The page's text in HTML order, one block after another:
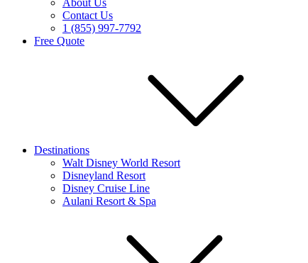
About Us
Contact Us
1 (855) 997-7792
Free Quote
Destinations
Walt Disney World Resort
Disneyland Resort
Disney Cruise Line
Aulani Resort & Spa